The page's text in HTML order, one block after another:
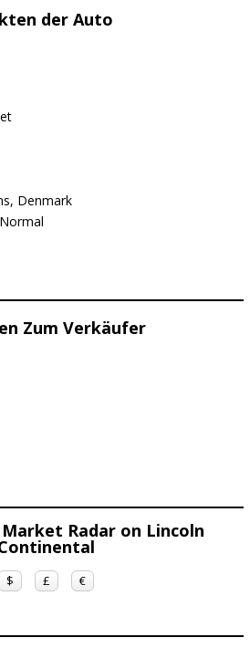
der Auto
Denmark
Normal
Zum Verkäufer
Radar on Lincoln
$ £ €